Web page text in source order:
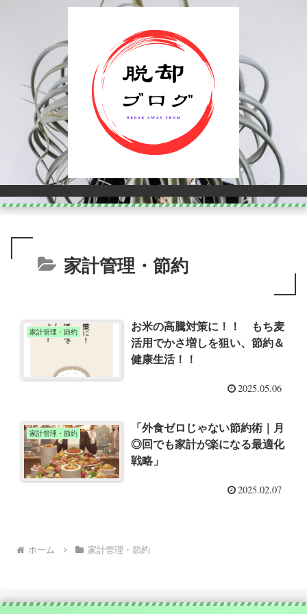
家計管理・節約
家計管理・節約
お米の高騰対策に！！ もち麦
活用でかさ増しを狙い、節約＆
健康生活！！
2025.05.06
家計管理・節約
「外食ゼロじゃない節約術｜月
◎回でも家計が楽になる最適化
戦略」
2025.02.07
ホーム 家計管理・節約